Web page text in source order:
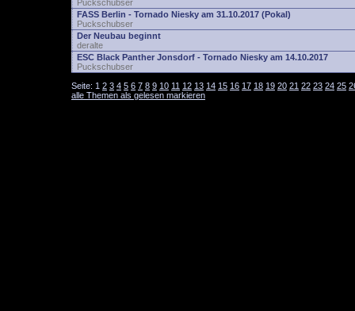
Puckschubser
FASS Berlin - Tornado Niesky am 31.10.2017 (Pokal)
Puckschubser
Der Neubau beginnt
deralte
ESC Black Panther Jonsdorf - Tornado Niesky am 14.10.2017
Puckschubser
Seite: 1 2 3 4 5 6 7 8 9 10 11 12 13 14 15 16 17 18 19 20 21 22 23 24 25
alle Themen als gelesen markieren